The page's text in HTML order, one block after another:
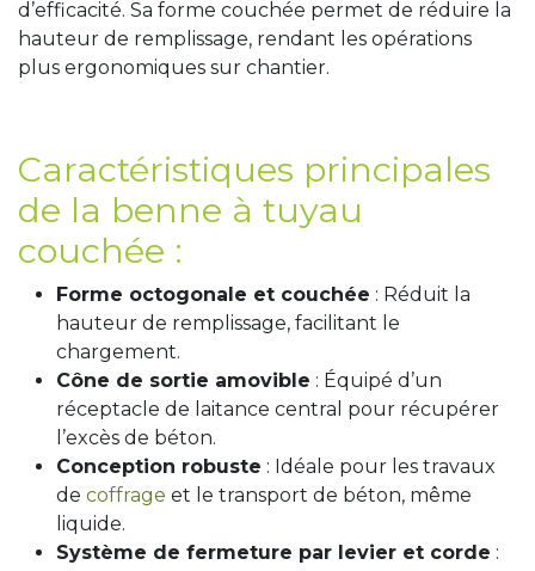
d’efficacité. Sa forme couchée permet de réduire la
hauteur de remplissage, rendant les opérations
plus ergonomiques sur chantier.
Caractéristiques principales
de la benne à tuyau
couchée :
Forme octogonale et couchée : Réduit la
hauteur de remplissage, facilitant le
chargement.
Cône de sortie amovible : Équipé d’un
réceptacle de laitance central pour récupérer
l’excès de béton.
Conception robuste : Idéale pour les travaux
de coffrage et le transport de béton, même
liquide.
Système de fermeture par levier et corde :